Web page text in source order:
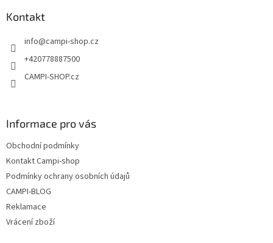
Kontakt
info@campi-shop.cz
+420778887500
CAMPI-SHOP.cz
Informace pro vás
Obchodní podmínky
Kontakt Campi-shop
Podmínky ochrany osobních údajů
CAMPI-BLOG
Reklamace
Vrácení zboží